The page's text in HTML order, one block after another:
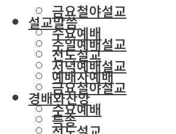
금요철야설교
수요예배
전도설교
예배자예배
경배와찬양
특송
설교말씀
주일예배설교
저녁예배설교
금요철야설교
수요예배